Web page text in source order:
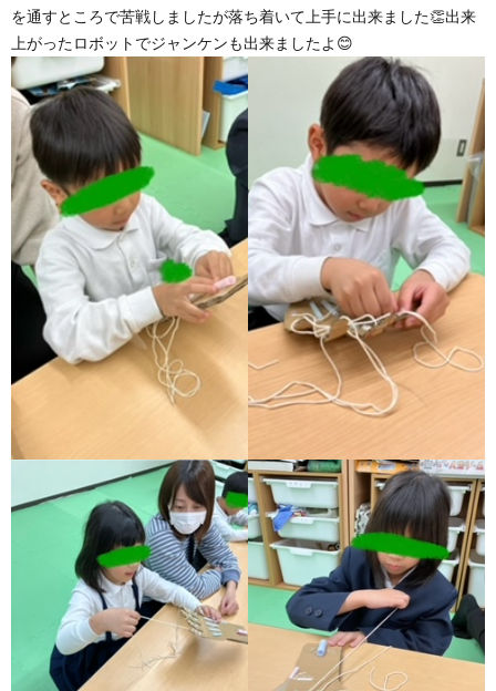
を通すところで苦戦しましたが落ち着いて上手に出来ました👏出来
上がったロボットでジャンケンも出来ましたよ😊